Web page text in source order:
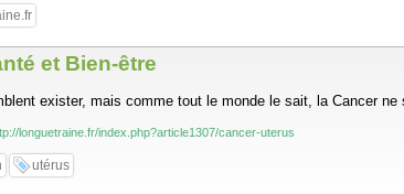
et Bien-être
exister, mais comme tout le monde le sait, la Cancer
longuetraine.fr/index.php?article1307/cancer-uterus
utérus